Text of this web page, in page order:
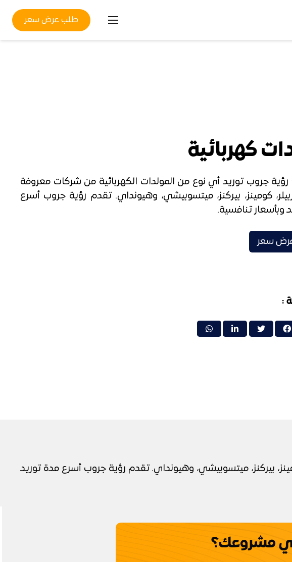
طلب عرض سعر
كهربائية
جروب توريد أي نوع من المولدات الكهربائية من شركات معروفة
كومينز، بيركنز، ميتسوبيشي، وهيونداي. تقدم رؤية جروب أسرع
وبأسعار تنافسية.
سعر
:
بيركنز، ميتسوبيشي، وهيونداي. تقدم رؤية جروب أسرع مدة توريد
في مشروعك؟